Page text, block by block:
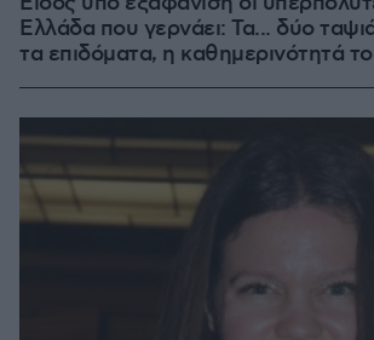
Ελλάδα που γερνάει: Τα... δύο
τα επιδόματα, η καθημερινότητά